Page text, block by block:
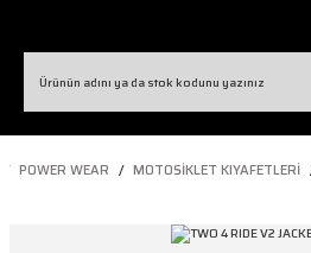
POWER WEAR MOTOSIKLET KIYAFETLERI